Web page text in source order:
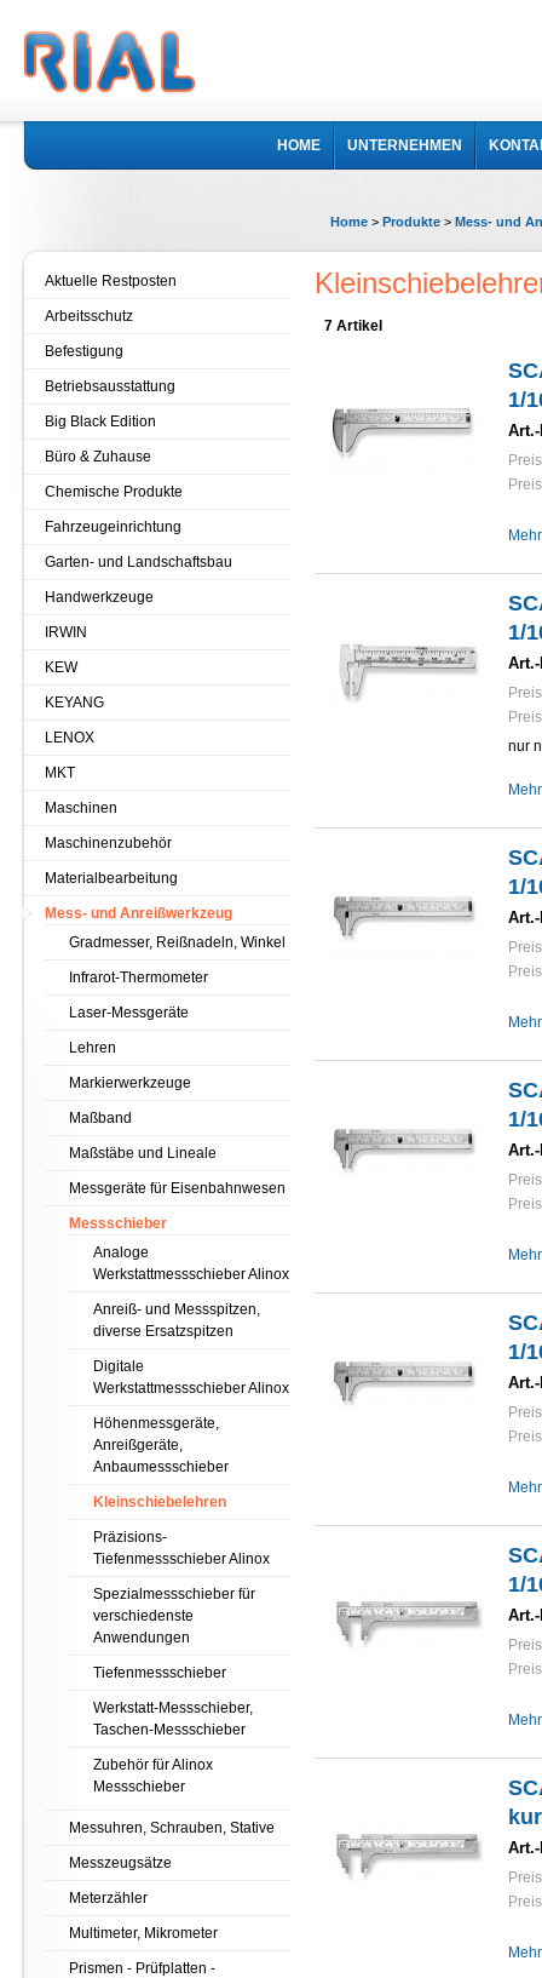
HOME UNTERNEHMEN
Home > Produkte > Mess- und
7 Artikel
1/
Art.-
1/
Art.-
nur
1/
Art.-
1/
Art.-
1/
Art.-
1/
Art.-
Art.-
Aktuelle Restposten
Arbeitsschutz
Befestigung
Betriebsausstattung
Big Black Edition
Büro & Zuhause
Chemische Produkte
Fahrzeugeinrichtung
Garten- und Landschaftsbau
Handwerkzeuge
IRWIN
KEW
KEYANG
LENOX
MKT
Maschinen
Maschinenzubehör
Materialbearbeitung
Mess- und Anreißwerkzeug
Gradmesser, Reißnadeln, Winkel
Infrarot-Thermometer
Laser-Messgeräte
Lehren
Markierwerkzeuge
Maßband
Maßstäbe und Lineale
Messgeräte für Eisenbahnwesen
Messschieber
Analoge
Werkstattmessschieber Alinox
Anreiß- und Messspitzen,
diverse Ersatzspitzen
Digitale
Werkstattmessschieber Alinox
Höhenmessgeräte,
Anreißgeräte,
Anbaumessschieber
Kleinschiebelehren
Präzisions-
Tiefenmessschieber Alinox
Spezialmessschieber für
verschiedenste
Anwendungen
Tiefenmessschieber
Werkstatt-Messschieber,
Taschen-Messschieber
Zubehör für Alinox
Messschieber
Messuhren, Schrauben, Stative
Messzeugsätze
Meterzähler
Multimeter, Mikrometer
Prismen - Prüfplatten -